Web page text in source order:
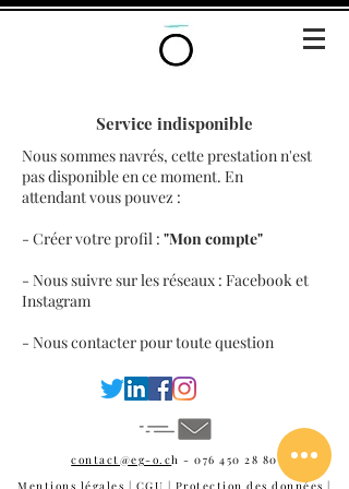
Service indisponible
Nous sommes navrés, cette prestation n'est
pas disponible en ce moment. En
attendant vous pouvez :
- Créer votre profil : "Mon compte"
- Nous suivre sur les réseaux : Facebook et
Instagram
- Nous contacter pour toute question
Mentions légales | CGU | Protection des données |
contact@eg-o.ch -076 450 28 80